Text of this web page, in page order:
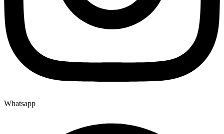
Whatsapp